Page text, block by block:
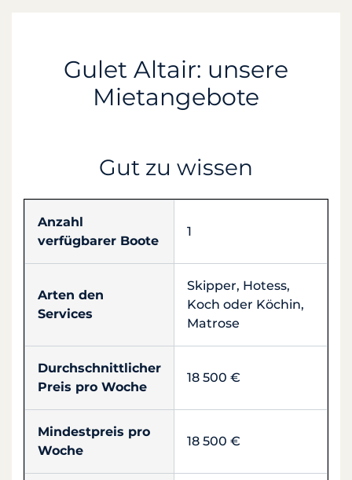
Gulet Altair: unsere
Mietangebote
Gut zu wissen
Anzahl
verfügbarer Boote
1
Arten den
Services
Skipper, Hotess,
Koch oder Köchin,
Matrose
Durchschnittlicher
Preis pro Woche
18 500 €
Mindestpreis pro
Woche
18 500 €